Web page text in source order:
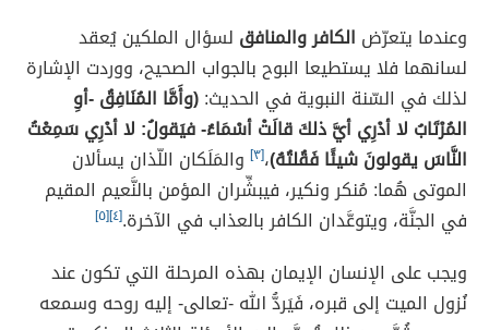
وعندما يتعرّض الكافر والمنافق لسؤال الملكين يُعقد
لسانهما فلا يستطيعا البوح بالجواب الصحيح، ووردت الإشارة
لذلك في السّنة النبوية في الحديث:(وأَمَّا المُنَافِقُ -أوِ
المُرْتَابُ لا أدْرِي أيَّ ذلكَ قالَتْ أسْمَاءُ- فيَقولُ: لا أدْرِي سَمِعْتُ
النَّاسَ يقولونَ شيئًا فَقُلتُهُ)،[٣]
والمَلَكان اللّذان يسألان
الموتى هُما: مُنكر ونكير، فيبشِّران المؤمن بالنَّعيم المقيم
في الجنَّة، ويتوعَّدان الكافر بالعذاب في الآخرة.[٤] [٥]
ويجب على الإنسان الإيمان بهذه المرحلة التي تكون عند
نُزول الميت إلى قبره، فَيَردُّ الله -تعالى- إليه روحه وسمعه